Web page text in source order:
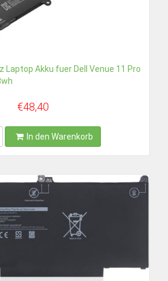
Laptop Akku fuer Dell Venue 11 Pro
€48,40
In den Warenkorb